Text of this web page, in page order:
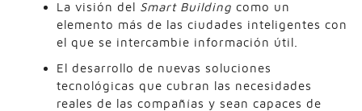
La visión del Smart Building como un
elemento más de las ciudades inteligentes con
el que se intercambie información útil.
El desarrollo de nuevas soluciones
tecnológicas que cubran las necesidades
reales de las compañías y sean capaces de